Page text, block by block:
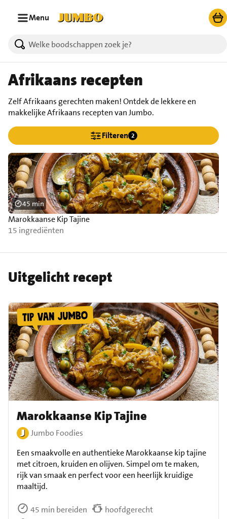
Menu
Afrikaans recepten
Zelf Afrikaans gerechten maken! Ontdek de lekkere en
makkelijke Afrikaans recepten van Jumbo.
Filteren 2
Marokkaanse Kip Tajine
15 ingrediënten
45 min
Uitgelicht recept
Marokkaanse Kip Tajine
Jumbo Foodies
Een smaakvolle en authentieke Marokkaanse kip tajine
met citroen, kruiden en olijven. Simpel om te maken,
rijk van smaak en perfect voor een heerlijk kruidige
maaltijd.
45 min bereiden
hoofdgerecht